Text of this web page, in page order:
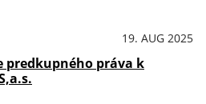
19. AUG 2025
predkupného práva k